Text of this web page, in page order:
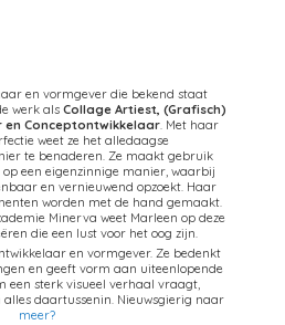
en vormgever die bekend staat
werk als Collage Artiest, (Grafisch)
en Conceptontwikkelaar. Met haar
weet ze het alledaagse
te benaderen. Ze maakt gebruik
een eigenzinnige manier, waarbij
en vernieuwend opzoekt. Haar
worden met de hand gemaakt.
Minerva weet Marleen op deze
die een lust voor het oog zijn.
en vormgever. Ze bedenkt
en geeft vorm aan uiteenlopende
een sterk visueel verhaal vraagt,
daartussenin. Nieuwsgierig naar
meer?